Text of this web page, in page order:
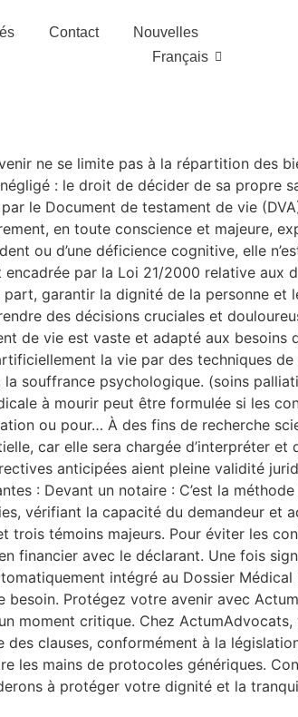
Contact
Nouvelles
Français
ne se limite pas à la répartition des
: le droit de décider de sa propre
le Document de testament de vie
en toute conscience et majeure,
ou d’une déficience cognitive, elle
par la Loi 21/2000 relative aux
garantir la dignité de la personne
des décisions cruciales et
de vie est vaste et adapté aux besoins
la vie par des techniques
souffrance psychologique. (soins
à mourir peut être formulée si les
ou pour… À des fins de recherche
car elle sera chargée d’interpréter
anticipées aient pleine validité
: Devant un notaire : C’est la
vérifiant la capacité du demandeur et
témoins majeurs. Pour éviter les
financier avec le déclarant. Une fois
intégré au Dossier
Protégez votre avenir avec
critique. Chez
clauses, conformément à la
les mains de protocoles génériques.
à protéger votre dignité et la